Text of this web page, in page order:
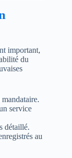
important,
du
service
détaillé.
au